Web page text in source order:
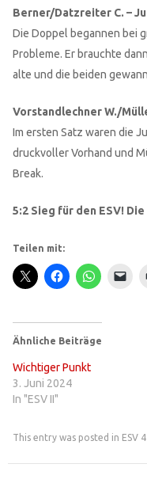
Berner/Datzreiter C. –
Die Doppel begannen bei
Probleme. Er brauchte
alte und die beiden
Vorstandlechner W./
Im ersten Satz waren die
druckvoller Vorhand und
Break.
5:2 Sieg für den ESV!
Teilen mit:
Ähnliche Beiträge
Wichtiger Punkt
3. Juni 2024
In "ESV II"
This entry was posted in ESV